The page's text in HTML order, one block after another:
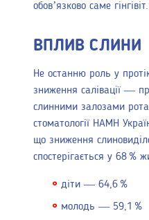
обов’язково саме гінгівіт.
ВПЛИВ СЛИНИ
Не останню роль у
зниження салівації —
слинними залозами
стоматології НАМН
що зниження
спостерігається у 68 %
діти — 64,6 %
молодь — 59,1 %